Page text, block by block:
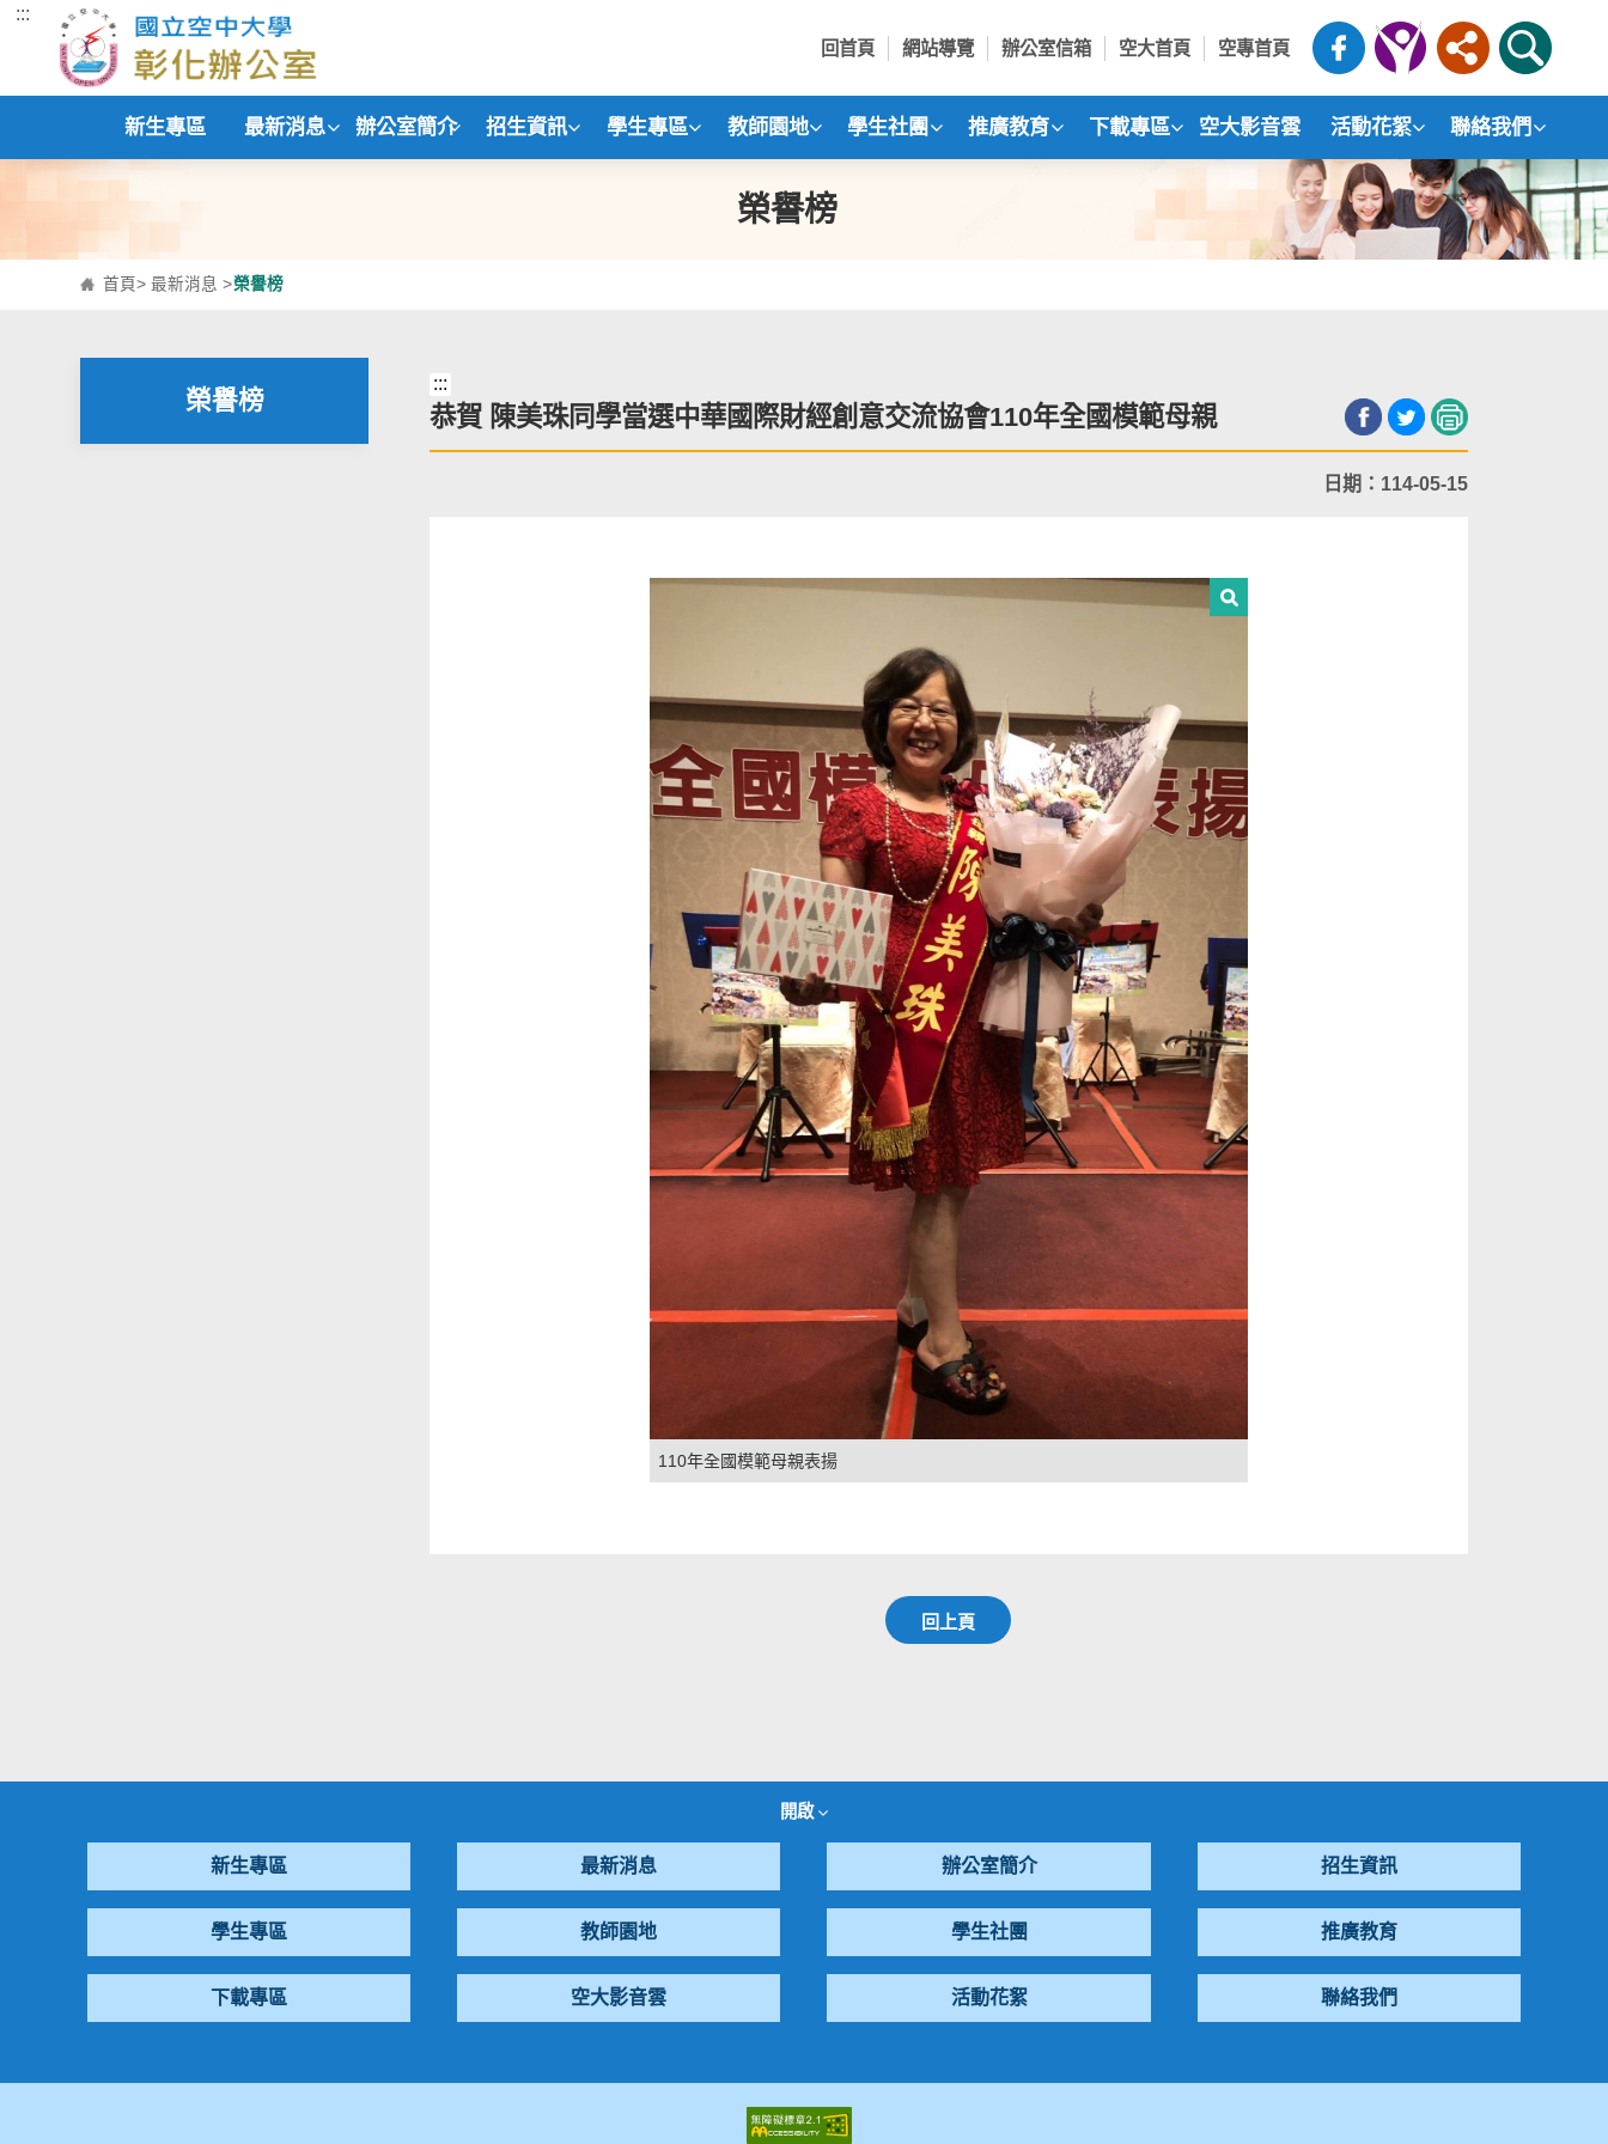
跳到主要內容區塊
:::
回首頁
網站導覽 辦公室信箱 空大首頁 空專首頁
新生專區 最新消息 辦公室簡介 招生資訊 學生專區 教師園地 學生社團 推廣教育 下載專區 空大影音雲 活動花絮 聯絡我們
榮譽榜
首頁>最新消息 >榮譽榜
榮譽榜
:::
恭賀 陳美珠同學當選中華國際財經創意交流協會110年全國模範母親
日期：114-05-15
110年全國模範母親表揚
回上頁
開啟
新生專區 最新消息 辦公室簡介 招生資訊
學生專區 教師園地 學生社團 推廣教育
下載專區 空大影音雲 活動花絮 聯絡我們